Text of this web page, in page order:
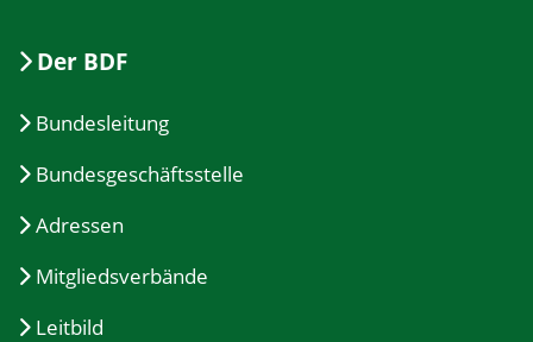
Der BDF
Bundesleitung
Bundesgeschäftsstelle
Adressen
Mitgliedsverbände
Leitbild